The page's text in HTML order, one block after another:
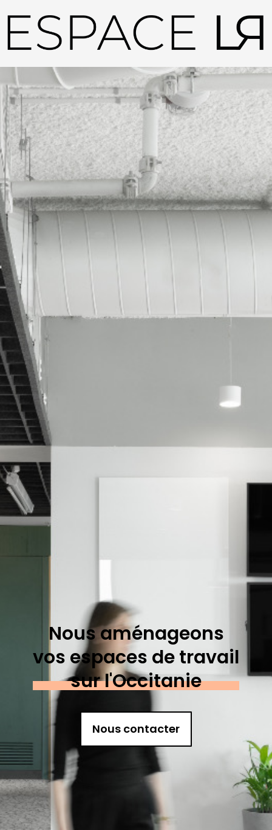
Nous aménageons
vos espaces de travail
sur l'Occitanie
Nous contacter